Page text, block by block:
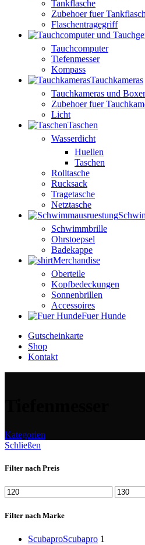
Tankflasche
Zubehoer fuer
Flaschentragegriff
Tauchcomputer
Tiefenmesser
Kompass
Tauchkameras
Tauchkameras und
Zubehoer fuer
Licht
Taschen
Wasserdicht
Huellen
Taschen
Rolltasche
Rucksack
Tragetasche
Netztasche
Schwimmbrille
Ohrstoepsel
Badekappe
Merchandise
Oberteile
Kopfbedeckungen
Sonnenbrillen
Accessoires
Fuer Hunde
Gutscheinkarte
Shop
Kontakt
Kategorien
Schließen
Filter nach Preis
Filter nach Marke
ScubaproScubapro 1